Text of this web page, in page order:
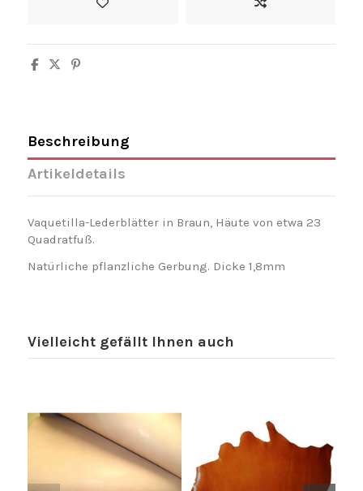
Beschreibung
Artikeldetails
Vaquetilla-Lederblätter in Braun, Häute von etwa 23
Quadratfuß.
Natürliche pflanzliche Gerbung. Dicke 1,8mm
Vielleicht gefällt Ihnen auch